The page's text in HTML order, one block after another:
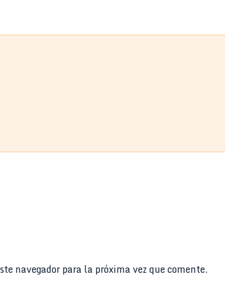
navegador para la próxima vez que comente.